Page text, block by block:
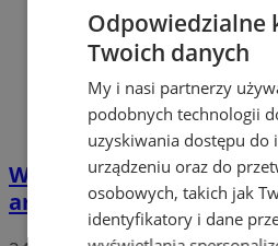
Wystawa „3M” w Oknie
artystki i trzy światy
Odpowiedzialne
Twoich danych
My i nasi partnerzy
podobnych technologii
uzyskiwania dostępu
urządzeniu oraz do
osobowych, takich jak
identyfikatory i dane